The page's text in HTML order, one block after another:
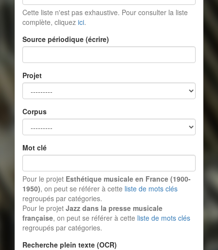
Cette liste n'est pas exhaustive. Pour consulter la liste
complète, cliquez ici.
Source périodique (écrire)
Projet
Corpus
Mot clé
Pour le projet Esthétique musicale en France (1900-
1950), on peut se référer à cette liste de mots clés
regroupés par catégories.
Pour le projet Jazz dans la presse musicale
française, on peut se référer à cette liste de mots clés
regroupés par catégories.
Recherche plein texte (OCR)